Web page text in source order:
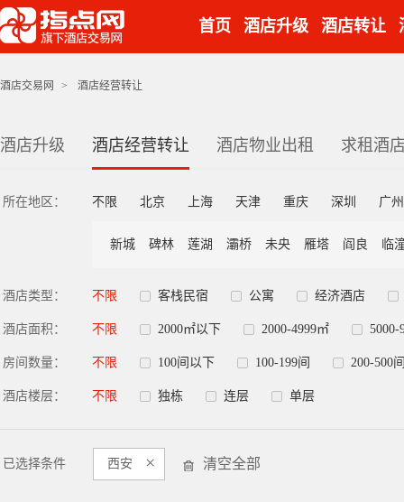
首页 酒店升级 酒店转让
酒店交易网 > 酒店经营转让
酒店升级 酒店经营转让 酒店物业出租 求租酒
所在地区： 不限 北京 上海 天津 重庆 深圳 广州
新城 碑林 莲湖 灞桥 未央 雁塔 阎良 临
酒店类型： 不限 客栈民宿 公寓 经济酒店
酒店面积： 不限 2000㎡以下 2000-4999㎡ 5000-
房间数量： 不限 100间以下 100-199间 200-500
酒店楼层： 不限 独栋 连层 单层
已选择条件 西安 × 清空全部